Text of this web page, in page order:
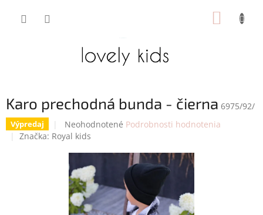
Karo prechodná bunda - čierna 6975/92/
Výpredaj
Priemerné
hodnotenie
0,0
hviezdičiek.
Neohodnotené Podrobnosti hodnotenia
Značka: Royal kids